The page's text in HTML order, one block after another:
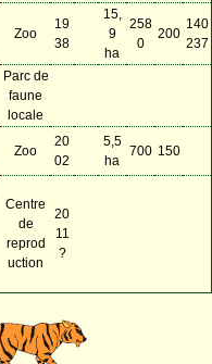
Zoo
19
38
15,
9
ha
258
0
200
140
237
Parc de
faune
locale
Zoo
20
02
5,5
ha
700 150
Centre
de
reprod
uction
20
11
?